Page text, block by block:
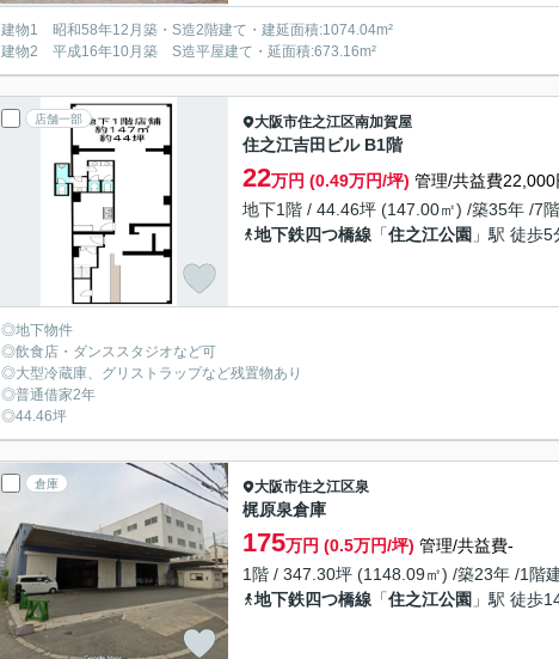
建物1 昭和58年12月築・S造2階建て・建延面積:1074.04m²
建物2 平成16年10月築 S造平屋建て・延面積:673.16m²
店舗一部 大阪市住之江区南加賀屋
住之江吉田ビル B1階
22万円 (0.49万円/坪) 管理/共益費22,000
地下1階 / 44.46坪 (147.00㎡) /築35年 /7
地下鉄四つ橋線 「住之江公園 」駅 徒歩5
◎地下物件
◎飲食店・ダンススタジオなど可
◎大型冷蔵庫、グリストラップなど残置物あり
◎普通借家2年
◎44.46坪
倉庫 大阪市住之江区泉
梶原泉倉庫
175万円 (0.5万円/坪) 管理/共益費-
1階 / 347.30坪 (1148.09㎡) /築23年 /1階
地下鉄四つ橋線 「住之江公園 」駅 徒歩